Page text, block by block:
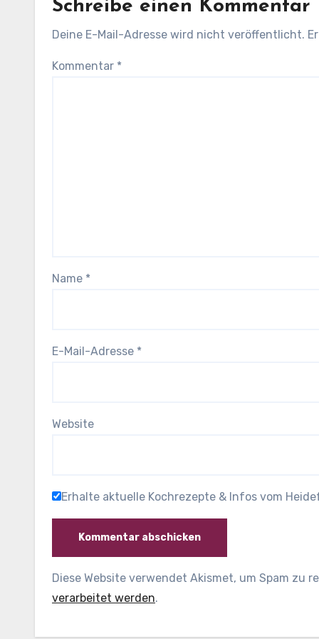
Schreibe einen Kommentar
Deine E-Mail-Adresse wird nicht veröffentlicht.
Kommentar *
Name *
E-Mail-Adresse *
Website
Erhalte aktuelle Kochrezepte & Infos vom
Diese Website verwendet Akismet, um Spam zu
verarbeitet werden.